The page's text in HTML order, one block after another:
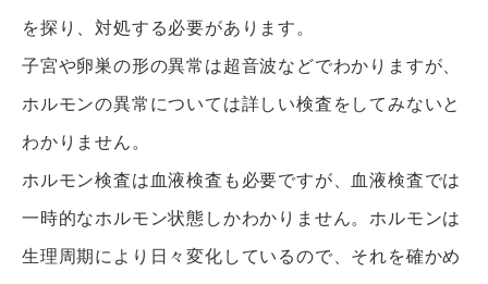
を探り、 対処する必要があります。
子宮や卵巣の形の異常は超音波などでわかりますが、
ホルモンの異常については詳しい検査をしてみないと
わかりません 。
ホルモン検査は血液検査も必要ですが、 血液検査では
一時的なホルモン状態しかわかりません。 ホルモンは
生理周期により日々変化しているので、 それを確かめ